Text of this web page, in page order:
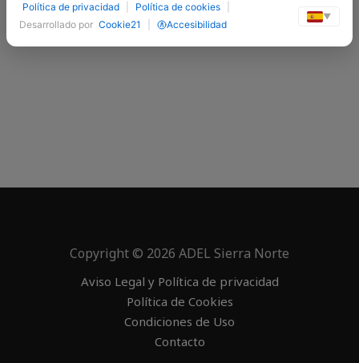
Copyright © 2026 ADEL Sierra Norte
Aviso Legal y Política de privacidad
Política de Cookies
Condiciones de Uso
Contacto
Política de privacidad Política de cookies
Desarrollado por Cookie21 Accesibilidad
▼